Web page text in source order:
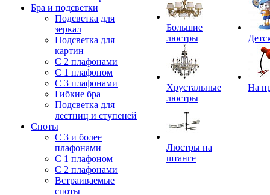
Бра и подсветки
Подсветка для
зеркал
Подсветка для
картин
С 2 плафонами
С 1 плафоном
С 3 плафонами
Гибкие бра
Подсветка для
лестниц и ступеней
Споты
С 3 и более
плафонами
С 1 плафоном
С 2 плафонами
Встраиваемые
споты
Большие
люстры
Хрустальные
люстры
Люстры на
штанге
На